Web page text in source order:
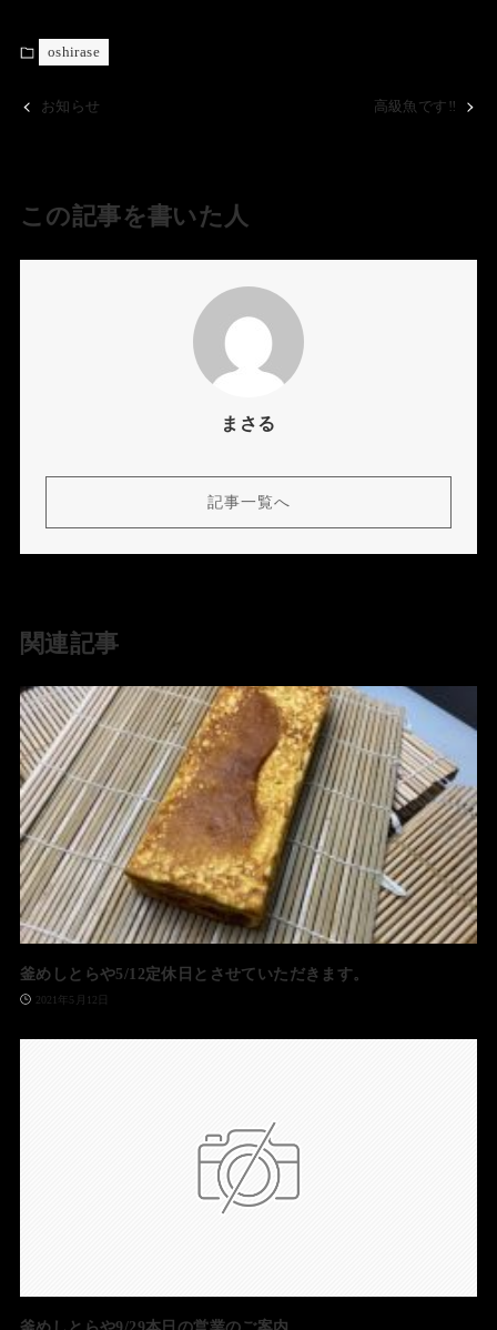
oshirase
お知らせ 高級魚です‼️
この記事を書いた人
まさる
記事一覧へ
関連記事
釜めしとらや5/12定休日とさせていただきます。
2021年5月12日
釜めしとらや9/29本日の営業のご案内